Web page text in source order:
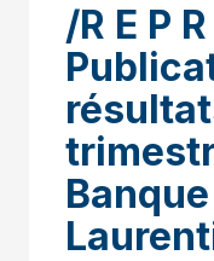
/R E P
Banque